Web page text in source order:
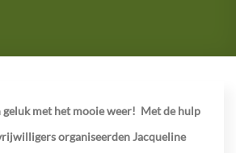
geluk met het mooie weer! Met de hulp
organiseerden Jacqueline